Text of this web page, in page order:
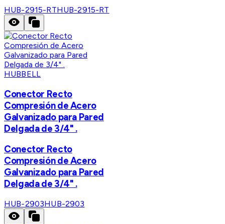
HUB-2915-RTHUB-2915-RT
HUBBELL
Conector Recto
Compresión de Acero
Galvanizado para Pared
Delgada de 3/4" .
Conector Recto
Compresión de Acero
Galvanizado para Pared
Delgada de 3/4" .
HUB-2903HUB-2903